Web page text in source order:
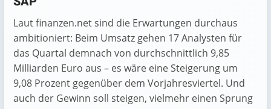
Laut finanzen.net sind die Erwartungen durchaus
ambitioniert: Beim Umsatz gehen 17 Analysten für
das Quartal demnach von durchschnittlich 9,85
Milliarden Euro aus – es wäre eine Steigerung um
9,08 Prozent gegenüber dem Vorjahresviertel. Und
auch der Gewinn soll steigen, vielmehr einen Sprung